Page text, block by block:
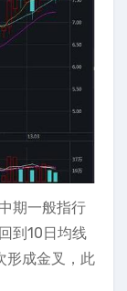
期一般指行
到10日均线
形成金叉，此